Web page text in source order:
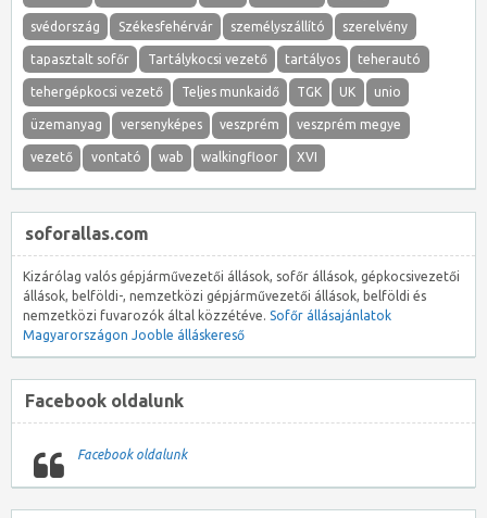
svédország Székesfehérvár személyszállító szerelvény
tapasztalt sofőr Tartálykocsi vezető tartályos teherautó
tehergépkocsi vezető Teljes munkaidő TGK UK unio
üzemanyag versenyképes veszprém veszprém megye
vezető vontató wab walkingfloor XVI
soforallas.com
Kizárólag valós gépjárművezetői állások, sofőr állások, gépkocsivezetői
állások, belföldi-, nemzetközi gépjárművezetői állások, belföldi és
nemzetközi fuvarozók által közzétéve. Sofőr állásajánlatok
Magyarországon Jooble álláskereső
Facebook oldalunk
Facebook oldalunk